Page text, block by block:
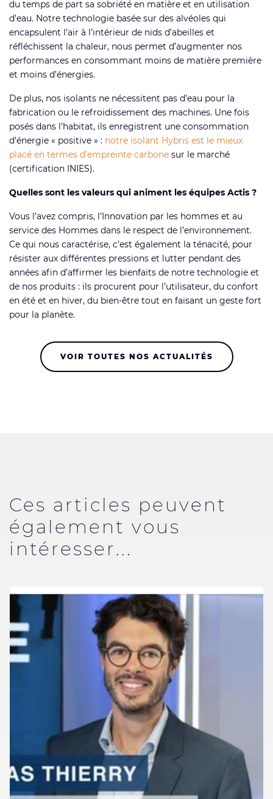
du temps de part sa sobriété en matière et en utilisation
d’eau. Notre technologie basée sur des alvéoles qui
encapsulent l’air à l’intérieur de nids d’abeilles et
réfléchissent la chaleur, nous permet d’augmenter nos
performances en consommant moins de matière première
et moins d’énergies.
De plus, nos isolants ne nécessitent pas d’eau pour la
fabrication ou le refroidissement des machines. Une fois
posés dans l’habitat, ils enregistrent une consommation
d’énergie « positive » : notre isolant Hybris est le mieux
placé en termes d’empreinte carbone sur le marché
(certification INIES).
Quelles sont les valeurs qui animent les équipes Actis ?
Vous l’avez compris, l’Innovation par les hommes et au
service des Hommes dans le respect de l’environnement.
Ce qui nous caractérise, c’est également la ténacité, pour
résister aux différentes pressions et lutter pendant des
années afin d’affirmer les bienfaits de notre technologie et
de nos produits : ils procurent pour l’utilisateur, du confort
en été et en hiver, du bien-être tout en faisant un geste fort
pour la planète.
VOIR TOUTES NOS ACTUALITÉS
Ces articles peuvent
également vous
intéresser...